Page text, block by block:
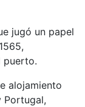
jugó un papel
puerto.
alojamiento
Portugal,